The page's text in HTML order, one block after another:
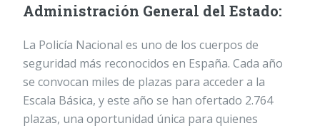
Administración General del Estado:
La Policía Nacional es uno de los cuerpos de
seguridad más reconocidos en España. Cada año
se convocan miles de plazas para acceder a la
Escala Básica, y este año se han ofertado 2.764
plazas, una oportunidad única para quienes